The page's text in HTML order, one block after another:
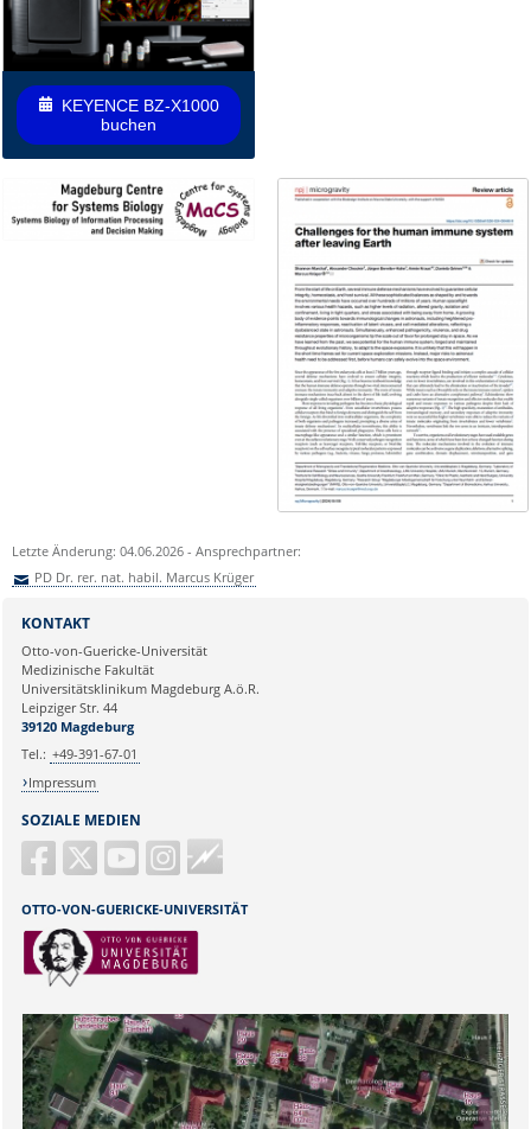
KEYENCE BZ-X1000
buchen
Letzte Änderung: 04.06.2026 - Ansprechpartner:
PD Dr. rer. nat. habil. Marcus Krüger
Krüger
Ihre E-Mailadresse:
Ihr Anliegen:
SOZIALE MEDIEN
Guericke
FM
OTTO-VON-GUERICKE-UNIVERSITÄT
KONTAKT
Otto-von-Guericke-Universität
Medizinische Fakultät
Universitätsklinikum Magdeburg A.ö.R.
Leipziger Str. 44
39120 Magdeburg
Tel.: +49-391-67-01
Impressum